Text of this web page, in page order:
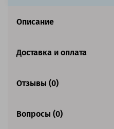
Ресурс:20 000 страниц
Совместим с аппаратами
Описание
Доставка и оплата
Отзывы (0)
Вопросы (0)